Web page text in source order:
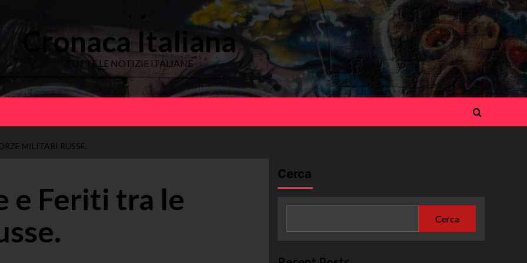
Cronaca Italiana
TUTTE LE NOTIZIE ITALIANE
MILITARI RUSSE.
e Feriti tra le
Cerca
Cerca